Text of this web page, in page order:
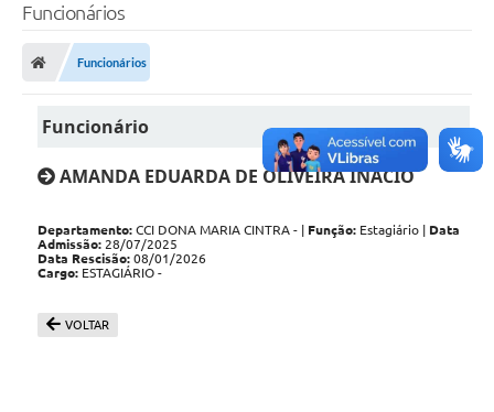
Funcionários
Funcionários
Funcionário
AMANDA EDUARDA DE OLIVEIRA INACIO
Departamento: CCI DONA MARIA CINTRA - | Função: Estagiário | Data
Admissão: 28/07/2025
Data Rescisão: 08/01/2026
Cargo: ESTAGIÁRIO -
VOLTAR